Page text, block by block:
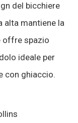
del bicchiere
alta mantiene la
offre spazio
ideale per
con ghiaccio.